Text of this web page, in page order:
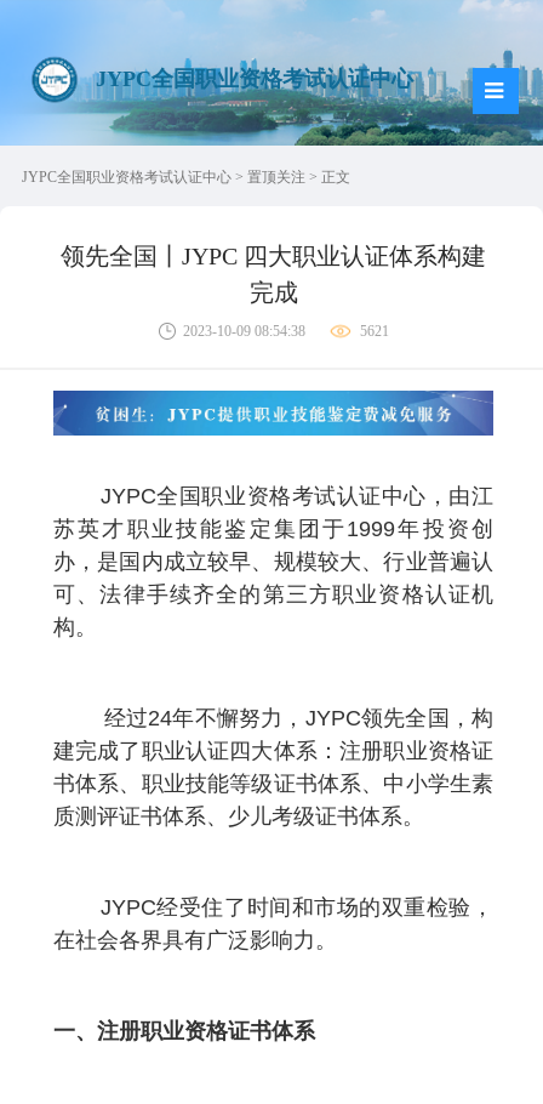
JYPC全国职业资格考试认证中心
JYPC全国职业资格考试认证中心 > 置顶关注 > 正文
领先全国丨JYPC 四大职业认证体系构建
完成
2023-10-09 08:54:38 5621
JYPC全国职业资格考试认证中心，由江
苏英才职业技能鉴定集团于1999年投资创
办，是国内成立较早、规模较大、行业普遍认
可、法律手续齐全的第三方职业资格认证机
构。
经过24年不懈努力， JYPC领先全国，构
建完成了职业认证四大体系：注册职业资格证
书体系、职业技能等级证书体系、中小学生素
质测评证书体系、少儿考级证书体系。
JYPC经受住了时间和市场的双重检验，
在社会各界具有广泛影响力。
一、 注册职业资格证书体系